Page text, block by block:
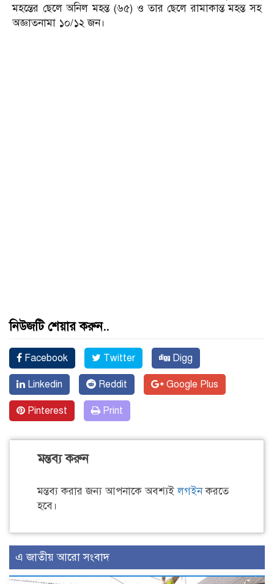
মহন্তের ছেলে অনিল মহন্ত (৬৫) ও তার ছেলে রামাকান্ত মহন্ত সহ
অজ্ঞাতনামা ১০/১২ জন।
নিউজটি শেয়ার করুন..
Facebook Twitter Digg
Linkedin Reddit Google Plus
Pinterest Print
মন্তব্য করুন
মন্তব্য করার জন্য আপনাকে অবশ্যইলগইনকরতে
হবে।
এ জাতীয় আরো সংবাদ